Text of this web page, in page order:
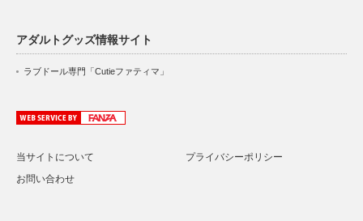
アダルトグッズ情報サイト
ラブドール専門「Cutieファティマ」
当サイトについて
プライバシーポリシー
お問い合わせ